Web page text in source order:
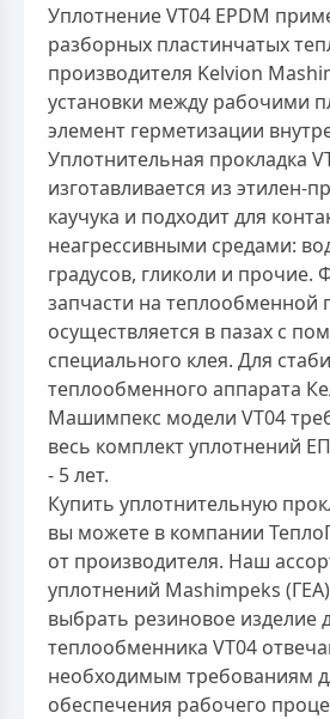
Уплотнение VT04 EPDM
разборных пластинчатых
производителя Kelvion
установки между рабочими
элемент герметизации
Уплотнительная прокладка
изготавливается из этилен-
каучука и подходит для
неагрессивными средами:
градусов, гликоли и прочие.
запчасти на теплообменной
осуществляется в пазах с
специального клея. Для
теплообменного аппарата
Машимпекс модели VT04
весь комплект уплотнений
- 5 лет.
Купить уплотнительную
вы можете в компании
от производителя. Наш
уплотнений Mashimpeks
выбрать резиновое изделие
теплообменника VT04
необходимым требованиям
обеспечения рабочего